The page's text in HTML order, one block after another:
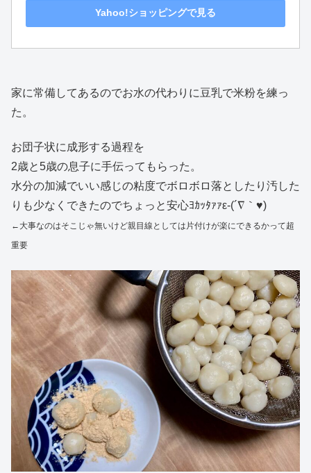
Yahoo!ショッピングで見る
家に常備してあるのでお水の代わりに豆乳で米粉を練っ
た。
お団子状に成形する過程を
2歳と5歳の息子に手伝ってもらった。
水分の加減でいい感じの粘度でボロボロ落としたり汚した
りも少なくできたのでちょっと安心ﾖｶｯﾀｧｧε-(´∇｀♥)
←大事なのはそこじゃ無いけど親目線としては片付けが楽にできるかって超
重要